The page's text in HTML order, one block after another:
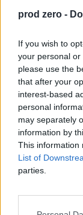
prod zero -
If you wish to
your personal
please use the
that after your
interest-based
personal
may separately
information by
This information
List of
parties.
Upały
lodem
rodzice sami